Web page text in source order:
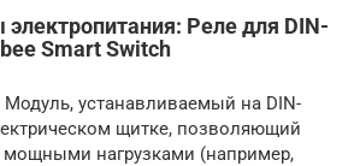
электропитания: Реле для DIN-
Smart Switch
устанавливаемый на DIN-
щитке, позволяющий
мощными нагрузками (например,